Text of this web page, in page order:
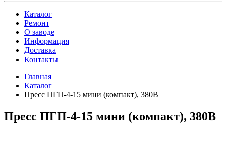
Каталог
Ремонт
О заводе
Информация
Доставка
Контакты
Главная
Каталог
Пресс ПГП-4-15 мини (компакт), 380В
Пресс ПГП-4-15 мини (компакт), 380В